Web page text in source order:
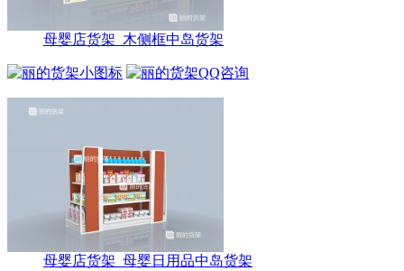
母婴店货架_木侧框中岛货架
母婴店货架_母婴日用品中岛货架